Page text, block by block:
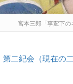
宮本三郎「事変下の
第二紀会（現在の